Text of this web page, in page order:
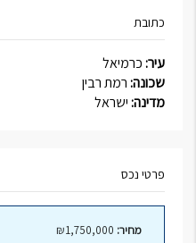
כתובת
עיר:כרמיאל
שכונה:רמת רבין
מדינה:ישראל
פרטי נכס
מחיר: